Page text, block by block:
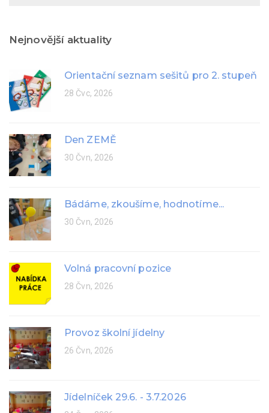
Nejnovější aktuality
Orientační seznam sešitů pro 2. stupeň
28 Čvc, 2026
Den ZEMĚ
30 Čvn, 2026
Bádáme, zkoušíme, hodnotíme...
30 Čvn, 2026
Volná pracovní pozice
28 Čvn, 2026
Provoz školní jídelny
26 Čvn, 2026
Jídelníček 29.6. - 3.7.2026